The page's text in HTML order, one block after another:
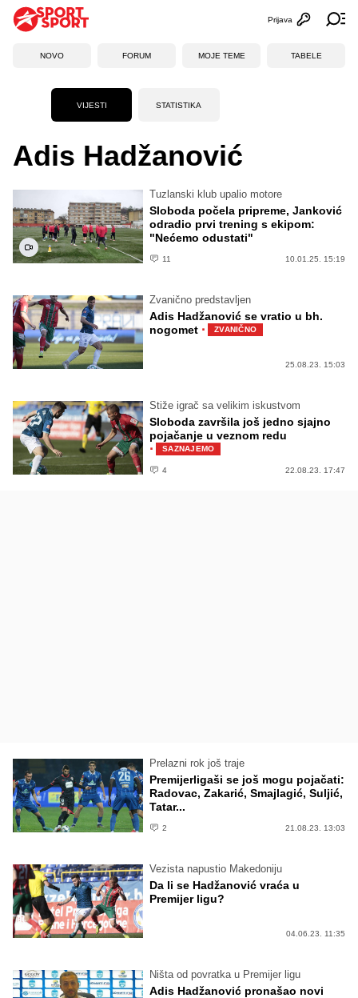
Otvori
Prijava
NOVO FORUM MOJE TEME TABELE
VIJESTI STATISTIKA
Adis Hadžanović
Tuzlanski klub upalio motore
Sloboda počela pripreme, Janković
odradio prvi trening s ekipom:
"Nećemo odustati"
11 10.01.25. 15:19
Zvanično predstavljen
Adis Hadžanović se vratio u bh.
nogomet · ZVANIČNO
25.08.23. 15:03
Stiže igrač sa velikim iskustvom
Sloboda završila još jedno sjajno
pojačanje u veznom redu
· SAZNAJEMO
4 22.08.23. 17:47
Prelazni rok još traje
Premijerligaši se još mogu pojačati:
Radovac, Zakarić, Smajlagić, Suljić,
Tatar...
2 21.08.23. 13:03
Vezista napustio Makedoniju
Da li se Hadžanović vraća u
Premijer ligu?
04.06.23. 11:35
Ništa od povratka u Premijer ligu
Adis Hadžanović pronašao novi